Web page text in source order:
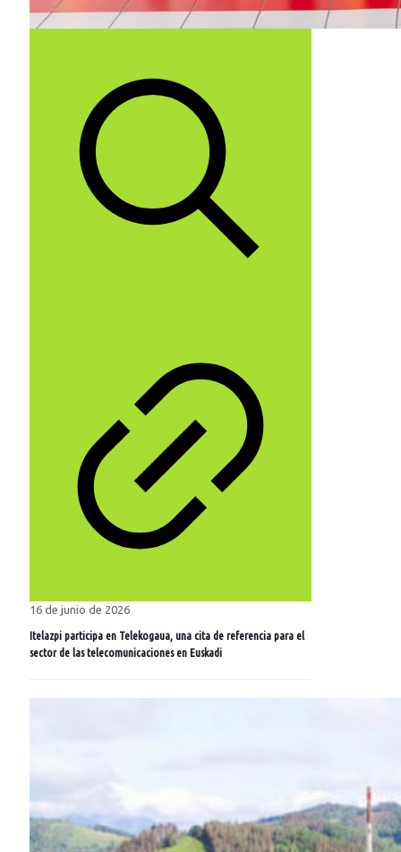
16 de junio de 2026
Itelazpi participa en Telekogaua, una cita de referencia para el
sector de las telecomunicaciones en Euskadi